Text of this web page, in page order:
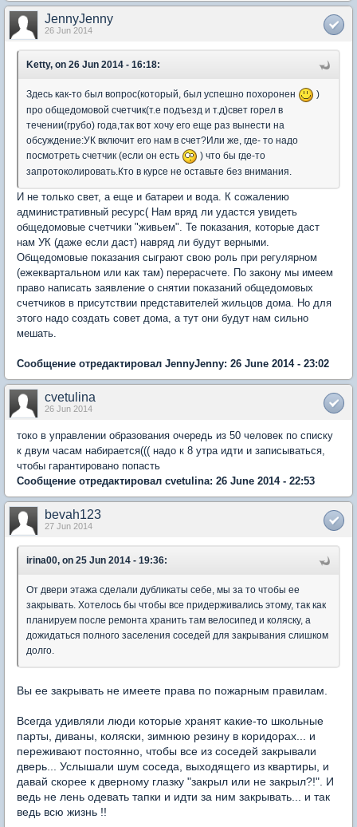
JennyJenny
26 Jun 2014
Ketty, on 26 Jun 2014 - 16:18:
Здесь как-то был вопрос(который, был успешно похоронен
)
про общедомовой счетчик(т.е подъезд и т.д)свет горел в
течении(грубо) года,так вот хочу его еще раз вынести на
обсуждение:УК включит его нам в счет?Или же, где- то надо
посмотреть счетчик (если он есть
) что бы где-то
запротоколировать.Кто в курсе не оставьте без внимания.
И не только свет, а еще и батареи и вода. К сожалению
административный ресурс( Нам вряд ли удастся увидеть
общедомовые счетчики "живьем". Те показания, которые даст
нам УК (даже если даст) навряд ли будут верными.
Общедомовые показания сыграют свою роль при регулярном
(ежеквартальном или как там) перерасчете. По закону мы имеем
право написать заявление о снятии показаний общедомовых
счетчиков в присутствии представителей жильцов дома. Но для
этого надо создать совет дома, а тут они будут нам сильно
мешать.
Сообщение отредактировал JennyJenny: 26 June 2014 - 23:02
cvetulina
26 Jun 2014
токо в управлении образования очередь из 50 человек по списку
к двум часам набирается((( надо к 8 утра идти и записываться,
чтобы гарантировано попасть
Сообщение отредактировал cvetulina: 26 June 2014 - 22:53
bevah123
27 Jun 2014
irina00, on 25 Jun 2014 - 19:36:
От двери этажа сделали дубликаты себе, мы за то чтобы ее
закрывать. Хотелось бы чтобы все придерживались этому, так как
планируем после ремонта хранить там велосипед и коляску, а
дожидаться полного заселения соседей для закрывания слишком
долго.
Вы ее закрывать не имеете права по пожарным правилам.
Всегда удивляли люди которые хранят какие-то школьные
парты, диваны, коляски, зимнюю резину в коридорах... и
переживают постоянно, чтобы все из соседей закрывали
дверь... Услышали шум соседа, выходящего из квартиры, и
давай скорее к дверному глазку "закрыл или не закрыл?!". И
ведь не лень одевать тапки и идти за ним закрывать... и так
ведь всю жизнь !!